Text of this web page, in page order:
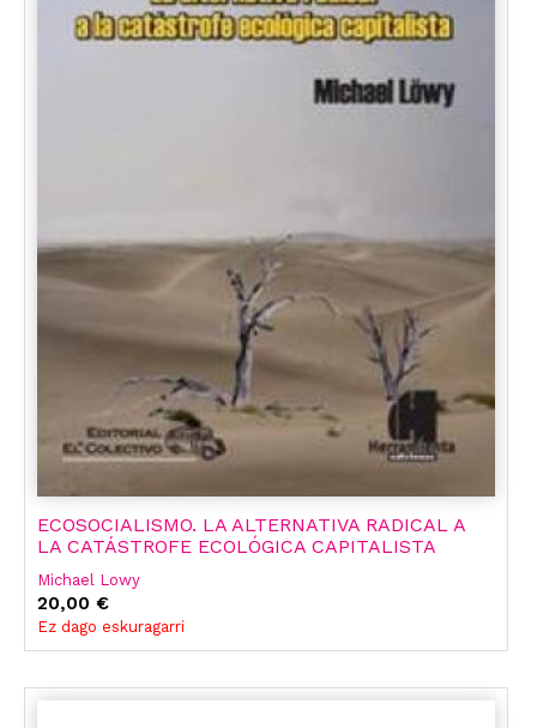
ECOSOCIALISMO. LA ALTERNATIVA RADICAL A
LA CATÁSTROFE ECOLÓGICA CAPITALISTA
Michael Lowy
20,00 €
Ez dago eskuragarri